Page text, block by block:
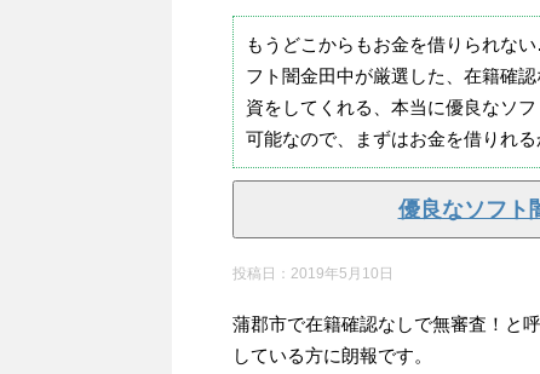
もうどこからもお金を借りられな
フト闇金田中が厳選した、在籍確
資をしてくれる、本当に優良なソ
可能なので、まずはお金を借りれ
優良なソフト
投稿日： 2019年5月10日
蒲郡市で在籍確認なしで無審査！と
している方に朗報です。